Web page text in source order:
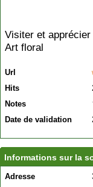
Visiter et
Art floral
Url
Hits
Notes
Date de validation
Informations sur la
Adresse